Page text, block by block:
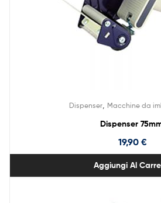
Dispenser Macchine da
Dispenser
19,90 €
Aggiungi Al